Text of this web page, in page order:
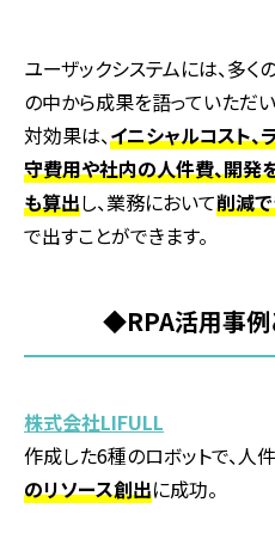
ユーザックシステムには、多く
の中から成果を語っていただ
対効果は、イニシャルコスト、
守費用や社内の人件費、開発
も算出し、業務において削減
で出すことができます。
◆RPA活用事
株式会社LIFULL
作成した6種のロボットで、人
のリソース創出に成功。